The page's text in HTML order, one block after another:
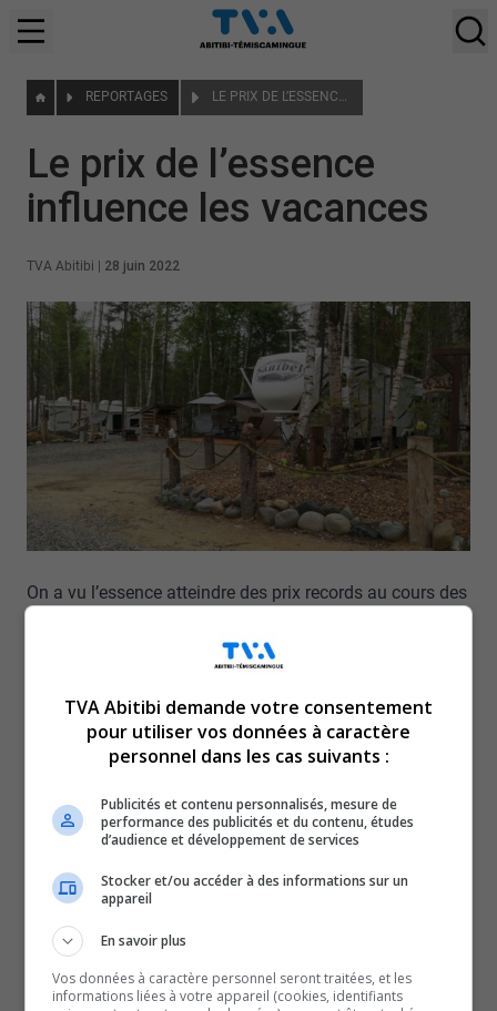
REPORTAGES LE PRIX DE L’ESSENCE INFLUENCE LES VACANCES
Le prix de l’essence
influence les vacances
TVA Abitibi 28 juin 2022
On a vu l’essence atteindre des prix records au cours des
à 2 dollar 17 le litre un peu partout dans la région… il
Les campings et les parcs nationaux de la région doivent
composer avec des touristes de l’extérieur
Un reportage de Sophie Mediavilla-Rivard.
Lecteur
vidéo
Media error: Format(s) not supported or source(s)
not found
Télécharger le fichier: https://tvaabitibi.ca/wp-
TVA Abitibi demande votre consentement
pour utiliser vos données à caractère
personnel dans les cas suivants :
Publicités et contenu personnalisés, mesure de
performance des publicités et du contenu, études
d’audience et développement de services
Stocker et/ou accéder à des informations sur un
appareil
En savoir plus
Vos données à caractère personnel seront traitées, et les
informations liées à votre appareil (cookies, identifiants